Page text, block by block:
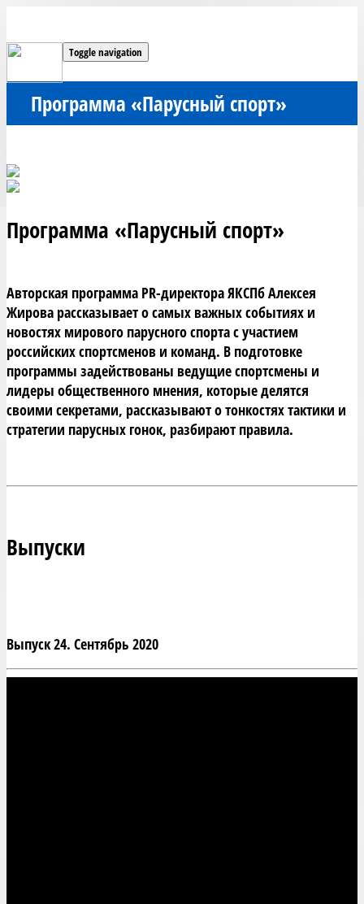
Toggle navigation
Программа «Парусный спорт»
Программа «Парусный спорт»
Авторская программа PR-директора ЯКСПб Алексея
Жирова рассказывает о самых важных событиях и
новостях мирового парусного спорта с участием
российских спортсменов и команд. В подготовке
программы задействованы ведущие спортсмены и
лидеры общественного мнения, которые делятся
своими секретами, рассказывают о тонкостях тактики и
стратегии парусных гонок, разбирают правила.
Выпуски
Выпуск 24. Сентябрь 2020